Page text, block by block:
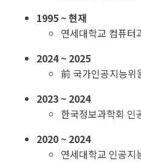
1995 ~ 현재
연세대학교 컴퓨터
2024 ~ 2025
前 국가인공지능위
2023 ~ 2024
한국정보과학회 인
2020 ~ 2024
연세대학교 인공지